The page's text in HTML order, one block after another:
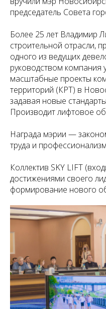
председатель Совета
Более 25 лет Владимир
строительной отрасли,
одного из ведущих
руководством компания
масштабные проекты
территорий (КРТ) в
задавая новые
Производит лифтовое
Награда мэрии —
труда и
Коллектив SKY LIFT
достижениями своего
формирование нового